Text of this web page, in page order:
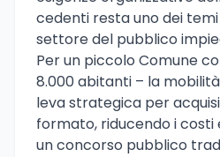
cedenti resta uno dei
settore del pubblico
Per un piccolo Comune
8.000 abitanti – la
leva strategica per
formato, riducendo i
un concorso pubblico